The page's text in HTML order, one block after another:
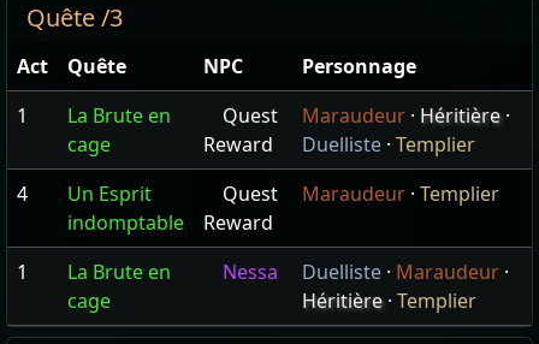
Quête /3
Act Quête NPC
Personnage
1
La Brute en
cage
Quest
Reward
Maraudeur · Héritière·
Duelliste · Templier
4
Un Esprit
indomptable
Quest
Reward
Maraudeur · Templier
1
La Brute en
cage
Nessa Duelliste · Maraudeur ·
Héritière· Templier